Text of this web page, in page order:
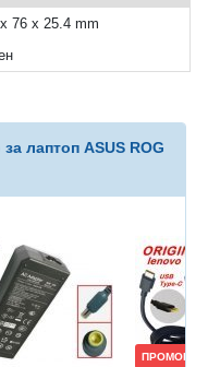
76 x 25.4 mm
лаптоп ASUS ROG
ПРОМОЦИЯ